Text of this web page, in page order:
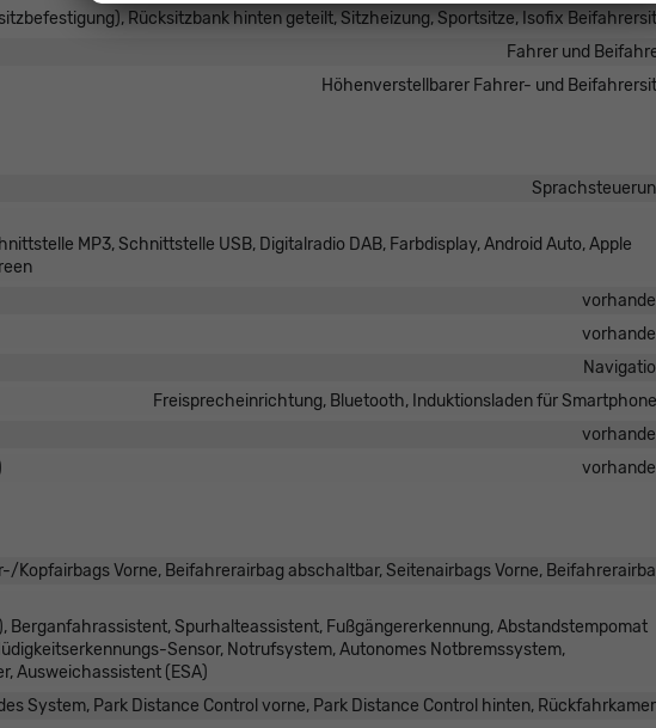
Rücksitzbank hinten geteilt, Sitzheizung, Sportsitze, Isofix
Fahrer und
Höhenverstellbarer Fahrer- und
MP3, Schnittstelle USB, Digitalradio DAB, Farbdisplay, Android Auto, Apple
Freisprecheinrichtung, Bluetooth, Induktionsladen für
Kopfairbags Vorne, Beifahrerairbag abschaltbar, Seitenairbags Vorne,
Spurhalteassistent, Fußgängererkennung, Abstandstempomat
Sensor, Notrufsystem, Autonomes Notbremssystem,
Ausweichassistent (ESA)
System, Park Distance Control vorne, Park Distance Control hinten,